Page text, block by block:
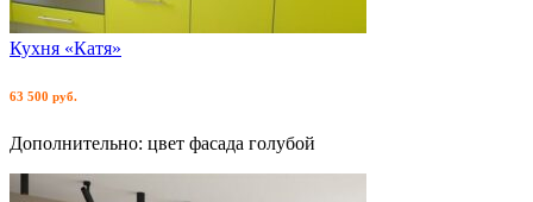
Кухня «Катя»
63 500 руб.
Дополнительно: цвет фасада голубой